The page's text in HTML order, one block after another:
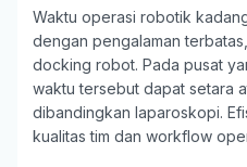
Waktu operasi robotik
dengan pengalaman
docking robot. Pada pusat
waktu tersebut dapat setara
dibandingkan laparoskopi.
kualitas tim dan workflow